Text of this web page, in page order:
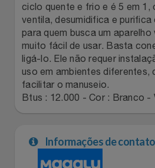
Filmes
Informática
Jardim
Jogos E Consoles
Malas E Mochilas
Lity
Loccitane Au Bresil
Loccitane En Provence
Magalu
Mondial
Netshoes
Pet Love Saúde
Ponto Frio
Pontos Por Opiniões
Renner
ciclo quente e frio e é 5 em 1,
ventila, desumidifica e purifica
para quem busca um
muito fácil de usar. Basta
ligá-lo. Ele não requer
uso em ambientes diferentes,
facilitar o manuseio.
Btus : 12.000 - Cor : Branco -
Informações de